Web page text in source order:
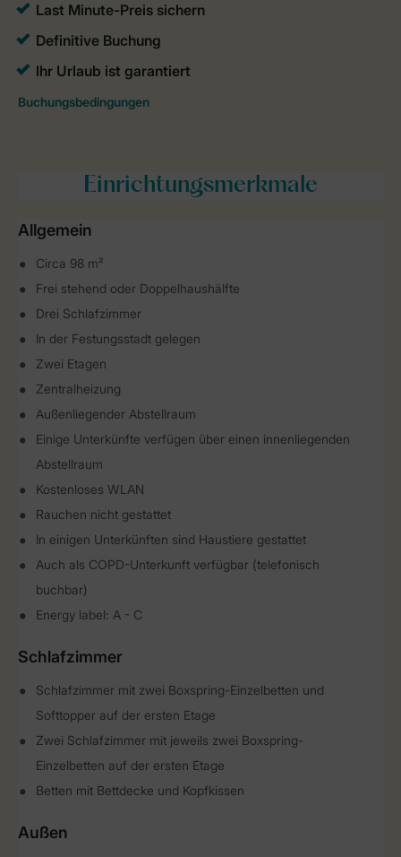
Einrichtungsmerkmale
Allgemein
Circa 98 m²
Frei stehend oder Doppelhaushälfte
Drei Schlafzimmer
In der Festungsstadt gelegen
Zwei Etagen
Zentralheizung
Außenliegender Abstellraum
Einige Unterkünfte verfügen über einen innenliegenden
Abstellraum
Kostenloses WLAN
Rauchen nicht gestattet
In einigen Unterkünften sind Haustiere gestattet
Auch als COPD-Unterkunft verfügbar (telefonisch
buchbar)
Energy label: A - C
Schlafzimmer
Schlafzimmer mit zwei Boxspring-Einzelbetten und
Softtopper auf der ersten Etage
Zwei Schlafzimmer mit jeweils zwei Boxspring-
Einzelbetten auf der ersten Etage
Betten mit Bettdecke und Kopfkissen
Außen